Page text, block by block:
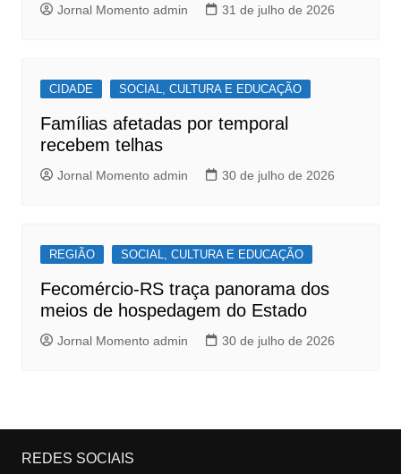
Jornal Momento admin 31 de julho de 2026
CIDADE SOCIAL, CULTURA E EDUCAÇÃO
Famílias afetadas por temporal
recebem telhas
Jornal Momento admin 30 de julho de 2026
REGIÃO SOCIAL, CULTURA E EDUCAÇÃO
Fecomércio-RS traça panorama dos
meios de hospedagem do Estado
Jornal Momento admin 30 de julho de 2026
REDES SOCIAIS